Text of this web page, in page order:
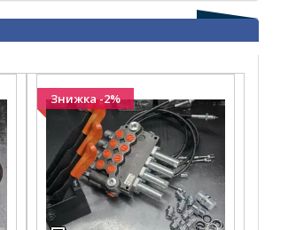
Знижка -2%